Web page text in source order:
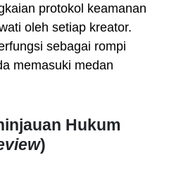
protokol keamanan
oleh setiap kreator.
sebagai rompi
memasuki medan
Hukum
)